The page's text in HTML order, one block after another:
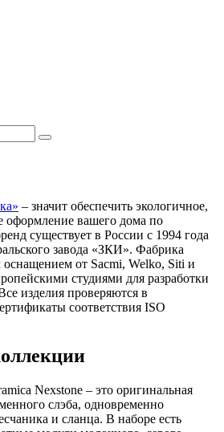
– значит обеспечить экологичное,
оформление вашего дома по
существует в России с 1994 года
завода «ЗКИ». Фабрика
от Sacmi, Welko, Siti и
студиями для разработки
изделия проверяются в
соответствия ISO
Nexstone – это оригинальная
слэба, одновременно
и сланца. В наборе есть